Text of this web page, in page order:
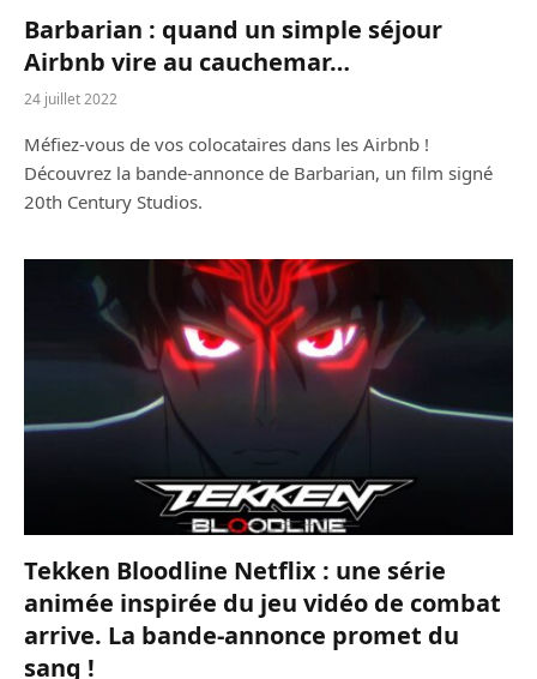
Barbarian : quand un simple séjour
Airbnb vire au cauchemar…
24 juillet 2022
Méfiez-vous de vos colocataires dans les Airbnb !
Découvrez la bande-annonce de Barbarian, un film signé
20th Century Studios.
Tekken Bloodline Netflix : une série
animée inspirée du jeu vidéo de combat
arrive. La bande-annonce promet du
sang !